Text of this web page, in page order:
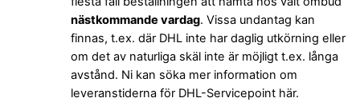
nästkommande vardag. Vissa undantag kan
finnas, t.ex. där DHL inte har daglig utkörning eller
om det av naturliga skäl inte är möjligt t.ex. långa
avstånd. Ni kan söka mer information om
leveranstiderna för DHL-Servicepoint här.